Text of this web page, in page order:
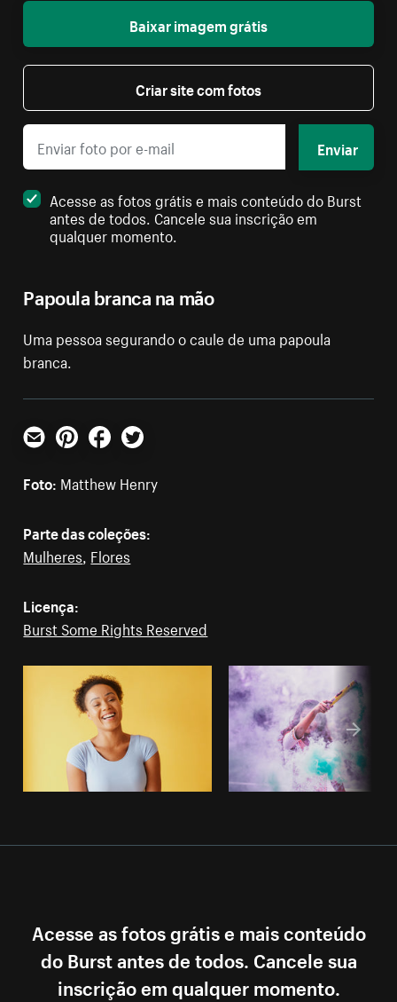
Papoula branca na mão
Uma pessoa segurando o caule de uma papoula
branca.
Baixar imagem grátis
Criar site com fotos
Enviar
Acesse as fotos grátis e mais conteúdo do Burst
antes de todos. Cancele sua inscrição em
qualquer momento.
E-mailPinterestFacebookTwitter
Foto: Matthew Henry
Parte das coleções:
Mulheres, Flores
Licença:
Burst Some Rights Reserved
Acesse as fotos grátis e mais conteúdo
do Burst antes de todos. Cancele sua
inscrição em qualquer momento.